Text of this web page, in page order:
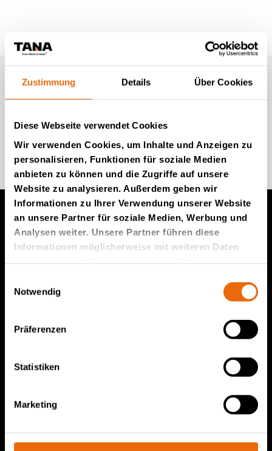
Zustimmung Details Über Cookies
Diese Webseite verwendet Cookies
Wir verwenden Cookies, um Inhalte und Anzeigen zu
personalisieren, Funktionen für soziale Medien
anbieten zu können und die Zugriffe auf unsere
Website zu analysieren. Außerdem geben wir
Informationen zu Ihrer Verwendung unserer Website
an unsere Partner für soziale Medien, Werbung und
Analysen weiter. Unsere Partner führen diese
Informationen möglicherweise mit weiteren Daten
gesammelt haben.
Notwendig
Präferenzen
Statistiken
Marketing
Newsletter von Tana (auf
Englisch)
Kommen Sie zu uns
Produkte von TANA
TANA Müllverdichter
TanaConnect®
TANA-Ersatzteile
Über uns